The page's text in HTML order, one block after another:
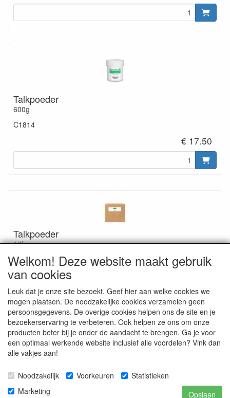
Talkpoeder
600g
C1814
€ 17.50
Talkpoeder
10kg
C1815
Ingrediënten: 100% natuurlijk talkpoeder
Natuurlijk Natuurlijk speciale ingrediënten
Welkom! Deze website maakt gebruik
van cookies
Leuk dat je onze site bezoekt. Geef hier aan welke cookies we
mogen plaatsen. De noodzakelijke cookies verzamelen geen
persoonsgegevens. De overige cookies helpen ons de site en je
bezoekerservaring te verbeteren. Ook helpen ze ons om onze
producten beter bij je onder de aandacht te brengen. Ga je voor
een optimaal werkende website inclusief alle voordelen? Vink dan
alle vakjes aan!
Noodzakelijk Voorkeuren
Statistieken
Marketing
Opslaan